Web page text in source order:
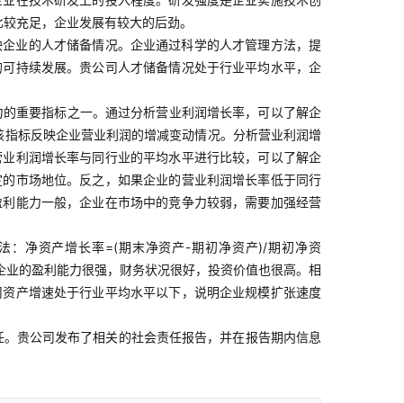
充足，企业发展有较大的后劲。
业的人才储备情况。企业通过科学的人才管理方法，提
持续发展。贵公司人才储备情况处于行业平均水平，企
重要指标之一。通过分析营业利润增长率，可以了解企
标反映企业营业利润的增减变动情况。分析营业利润增
利润增长率与同行业的平均水平进行比较，可以了解企
市场地位。反之，如果企业的营业利润增长率低于同行
能力一般，企业在市场中的竞争力较弱，需要加强经营
：净资产增长率=(期末净资产-期初净资产)/期初净资
的盈利能力很强，财务状况很好，投资价值也很高。相
产增速处于行业平均水平以下，说明企业规模扩张速度
贵公司发布了相关的社会责任报告，并在报告期内信息